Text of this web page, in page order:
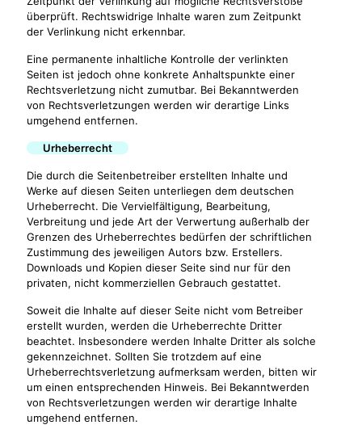
überprüft. Rechtswidrige Inhalte waren zum Zeitpunkt
der Verlinkung nicht erkennbar.
Eine permanente inhaltliche Kontrolle der verlinkten
Seiten ist jedoch ohne konkrete Anhaltspunkte einer
Rechtsverletzung nicht zumutbar. Bei Bekanntwerden
von Rechtsverletzungen werden wir derartige Links
umgehend entfernen.
Urheberrecht
Die durch die Seitenbetreiber erstellten Inhalte und
Werke auf diesen Seiten unterliegen dem deutschen
Urheberrecht. Die Vervielfältigung, Bearbeitung,
Verbreitung und jede Art der Verwertung außerhalb der
Grenzen des Urheberrechtes bedürfen der schriftlichen
Zustimmung des jeweiligen Autors bzw. Erstellers.
Downloads und Kopien dieser Seite sind nur für den
privaten, nicht kommerziellen Gebrauch gestattet.
Soweit die Inhalte auf dieser Seite nicht vom Betreiber
erstellt wurden, werden die Urheberrechte Dritter
beachtet. Insbesondere werden Inhalte Dritter als solche
gekennzeichnet. Sollten Sie trotzdem auf eine
Urheberrechtsverletzung aufmerksam werden, bitten wir
um einen entsprechenden Hinweis. Bei Bekanntwerden
von Rechtsverletzungen werden wir derartige Inhalte
umgehend entfernen.